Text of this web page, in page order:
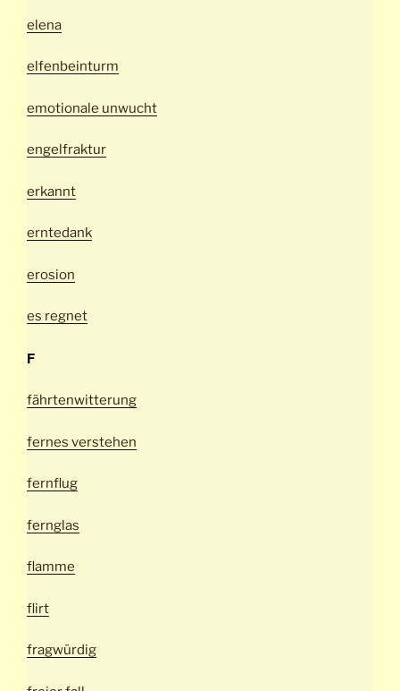
elena
elfenbeinturm
emotionale unwucht
engelfraktur
erkannt
erntedank
erosion
es regnet
F
fährtenwitterung
fernes verstehen
fernflug
fernglas
flamme
flirt
fragwürdig